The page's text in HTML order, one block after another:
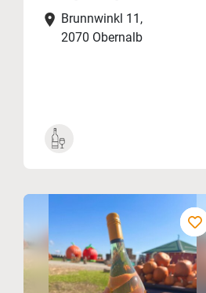
Brunnwinkl 11,
2070 Obernalb